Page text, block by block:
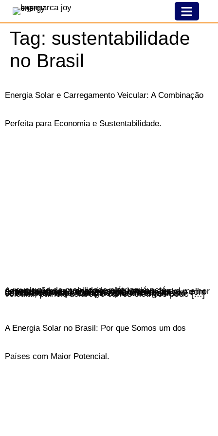
Tag: sustentabilidade
no Brasil
Energia Solar e Carregamento Veicular: A Combinação
Perfeita para Economia e Sustentabilidade.
A revolução da mobilidade elétrica já está acontecendo, e a energia solar tem um papel essencial nessa transformação. Afinal, qual a melhor forma de abastecer seu veículo elétrico do que com uma fonte limpa, renovável e incrivelmente econômica? Hoje, vamos explorar como a combinação entre energia solar, carregamento veicular, painéis solares e carros elétricos pode […]
A Energia Solar no Brasil: Por que Somos um dos
Países com Maior Potencial.